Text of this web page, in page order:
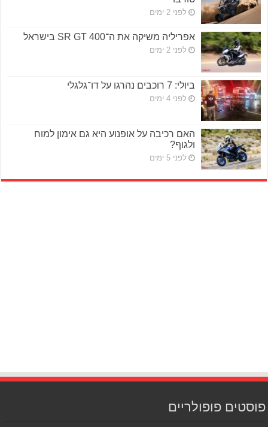
לפני 2 ימים
אפריליה משיקה את ה־SR GT 400 בישראל
לפני 2 ימים
ביולי: 7 רוכבים נהרגו על דו־גלגלי
לפני 4 ימים
האם רכיבה על אופנוע היא גם אימון למוח
ולגוף?
לפני 5 ימים
פוסטים פופולריים